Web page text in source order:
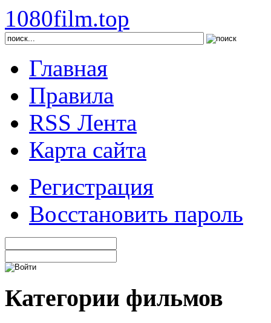
1080film.top
Главная
Правила
RSS Лента
Карта сайта
Регистрация
Восстановить пароль
Категории фильмов